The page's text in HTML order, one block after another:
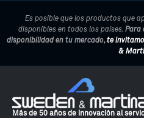
Es posible que los productos que
disponibles en todos los países. Para
disponibilidad en tu mercado,te
&
Más de 50 años de innovación al